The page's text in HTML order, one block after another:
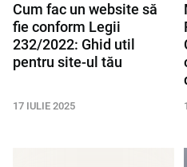
Cum fac un website să
fie conform Legii
232/2022: Ghid util
pentru site-ul tău
17 IULIE 2025